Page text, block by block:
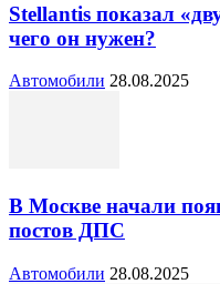
Stellantis показал
чего он нужен?
Автомобили 28.08.2025
В Москве начали
постов ДПС
Автомобили 28.08.2025